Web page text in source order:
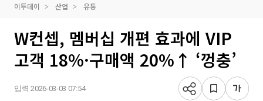
이투데이 산업 유통
W컨셉, 멤버십 개편 효과에 VIP
고객 18%·구매액 20%↑ ‘껑충’
입력 2026-03-03 07:54